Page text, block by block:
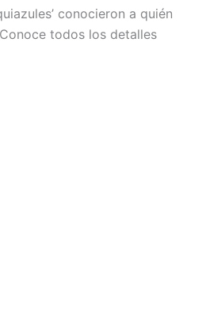
conocieron a quién
todos los detalles